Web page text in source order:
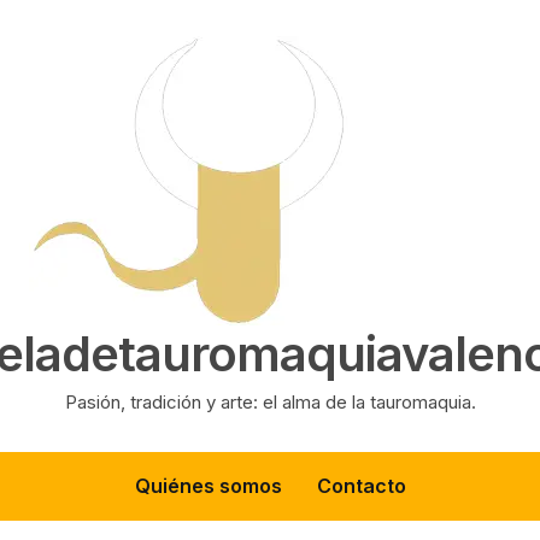
Pasión, tradición y arte: el alma de la tauromaquia.
Quiénes somos Contacto